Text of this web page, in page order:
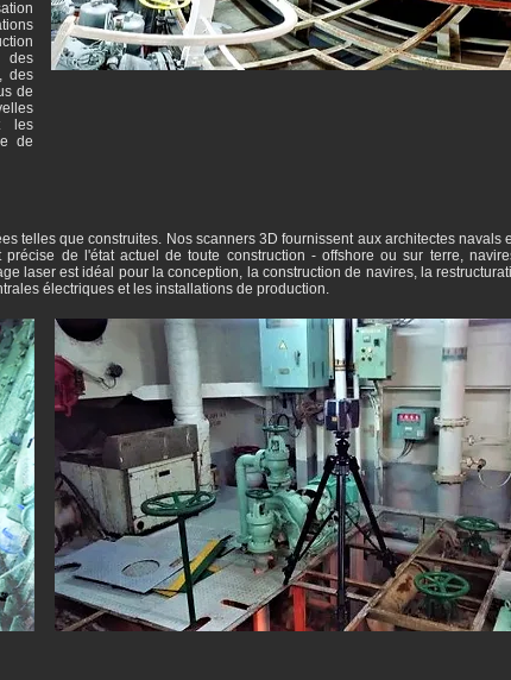
des
des
de
les
de
telles que construites. Nos scanners 3D fournissent aux architectes navals
de l'état actuel de toute construction - offshore ou sur terre,
laser est idéal pour la conception, la construction de navires, la
électriques et les installations de production.